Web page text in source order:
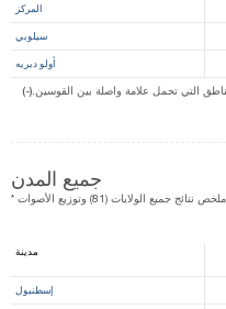
المركز
سيلوبي
أولو ديريه
التي تحمل علامة واصلة بين القوسين
جميع المدن
* ملخص نتائج جميع الولايات (81) وتوزيع الأصوات
مدينة
إسطنبول